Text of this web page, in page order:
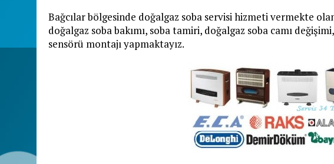
Bağcılar bölgesinde doğalgaz soba servisi hizmeti vermekte
doğalgaz soba bakımı, soba tamiri, doğalgaz soba camı
sensörü montajı yapmaktayız.